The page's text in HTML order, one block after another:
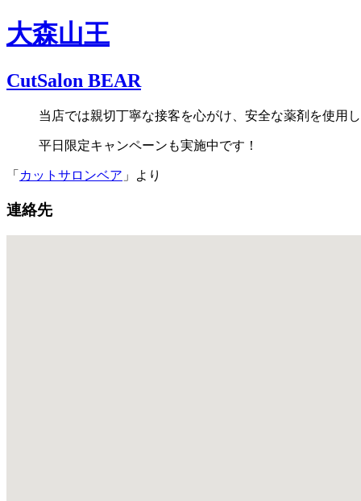
大森山王
CutSalon BEAR
当店では親切丁寧な接客を心がけ、安全な薬剤を使用
平日限定キャンペーンも実施中です！
「 カットサロンベア 」より
連絡先